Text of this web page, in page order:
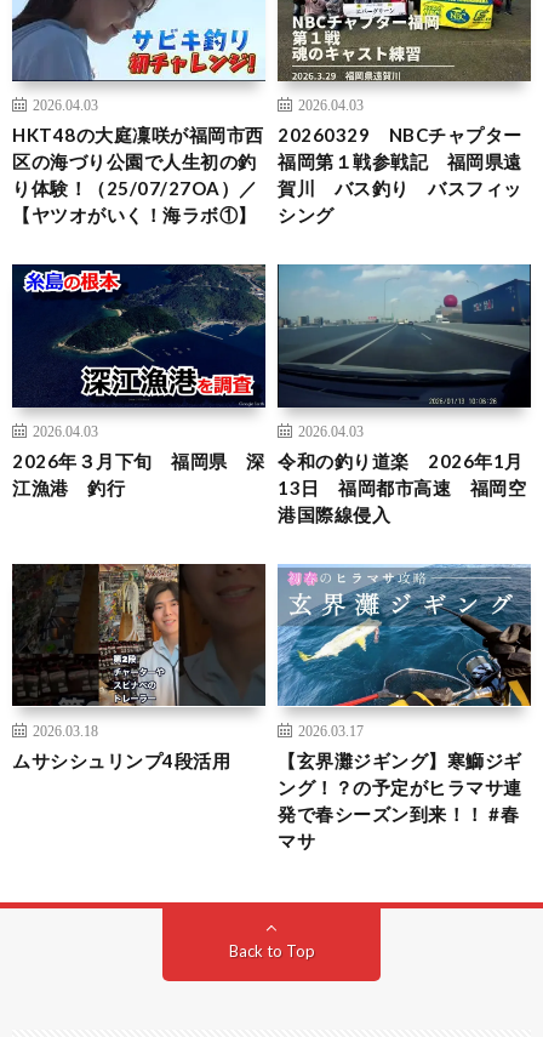
2026.04.03
HKT48の大庭凜咲が福岡市西
区の海づり公園で人生初の釣
り体験！（25/07/27OA）／
【ヤツオがいく！海ラボ①】
2026.04.03
20260329 NBCチャプター
福岡第１戦参戦記 福岡県遠
賀川 バス釣り バスフィッ
シング
2026.04.03
2026年３月下旬 福岡県 深
江漁港 釣行
2026.04.03
令和の釣り道楽 2026年1月
13日 福岡都市高速 福岡空
港国際線侵入
2026.03.18
ムサシシュリンプ4段活用
2026.03.17
【玄界灘ジギング】寒鰤ジギ
ング！？の予定がヒラマサ連
発で春シーズン到来！！ #春
マサ
Back to Top